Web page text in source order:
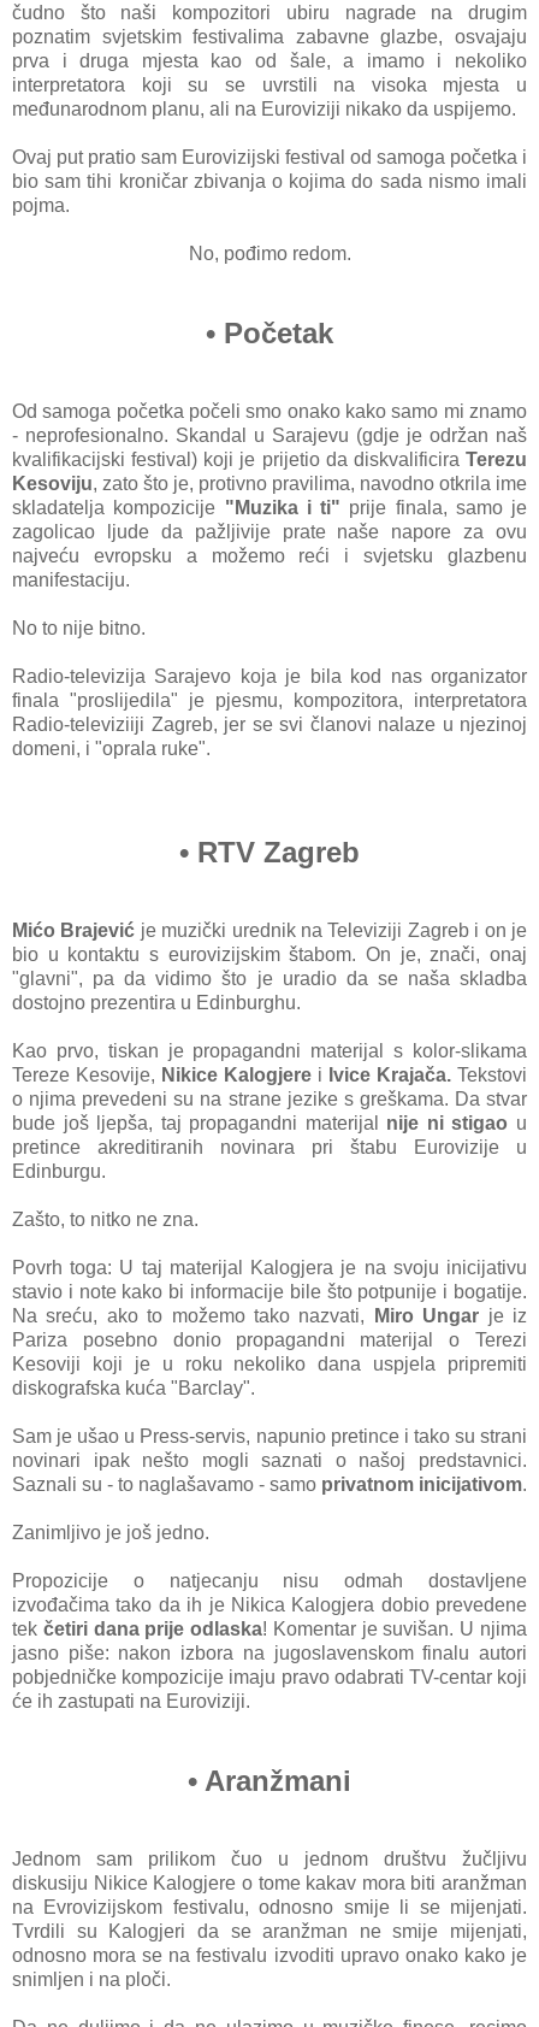
čudno što naši kompozitori ubiru nagrade na drugim
poznatim svjetskim festivalima zabavne glazbe, osvajaju
prva i druga mjesta kao od šale, a imamo i nekoliko
interpretatora koji su se uvrstili na visoka mjesta u
međunarodnom planu, ali na Euroviziji nikako da uspijemo.
Ovaj put pratio sam Eurovizijski festival od samoga početka i
bio sam tihi kroničar zbivanja o kojima do sada nismo imali
pojma.
No, pođimo redom.
• Početak
Od samoga početka počeli smo onako kako samo mi znamo
- neprofesionalno. Skandal u Sarajevu (gdje je održan naš
kvalifikacijski festival) koji je prijetio da diskvalificira Terezu
Kesoviju, zato što je, protivno pravilima, navodno otkrila ime
skladatelja kompozicije "Muzika i ti" prije finala, samo je
zagolicao ljude da pažljivije prate naše napore za ovu
najveću evropsku a možemo reći i svjetsku glazbenu
manifestaciju.
No to nije bitno.
Radio-televizija Sarajevo koja je bila kod nas organizator
finala "proslijedila" je pjesmu, kompozitora, interpretatora
Radio-televiziiji Zagreb, jer se svi članovi nalaze u njezinoj
domeni, i "oprala ruke".
• RTV Zagreb
Mićo Brajević je muzički urednik na Televiziji Zagreb i on je
bio u kontaktu s eurovizijskim štabom. On je, znači, onaj
"glavni", pa da vidimo što je uradio da se naša skladba
dostojno prezentira u Edinburghu.
Kao prvo, tiskan je propagandni materijal s kolor-slikama
Tereze Kesovije, Nikice Kalogjere i Ivice Krajača. Tekstovi
o njima prevedeni su na strane jezike s greškama. Da stvar
bude još ljepša, taj propagandni materijal nije ni stigao u
pretince akreditiranih novinara pri štabu Eurovizije u
Edinburgu.
Zašto, to nitko ne zna.
Povrh toga: U taj materijal Kalogjera je na svoju inicijativu
stavio i note kako bi informacije bile što potpunije i bogatije.
Na sreću, ako to možemo tako nazvati,
Miro Ungar je iz
Pariza posebno donio propagandni materijal o Terezi
Kesoviji koji je u roku nekoliko dana uspjela pripremiti
diskografska kuća "Barclay".
Sam je ušao u Press-servis, napunio pretince i tako su strani
novinari ipak nešto mogli saznati o našoj predstavnici.
Saznali su - to naglašavamo - samo privatnom inicijativom.
Zanimljivo je još jedno.
Propozicije o natjecanju nisu odmah dostavljene
izvođačima tako da ih je Nikica Kalogjera dobio prevedene
tek četiri dana prije odlaska! Komentar je suvišan. U njima
jasno piše: nakon izbora na jugoslavenskom finalu autori
pobjedničke kompozicije imaju pravo odabrati TV-centar koji
će ih zastupati na Euroviziji.
• Aranžmani
Jednom sam prilikom čuo u jednom društvu žučljivu
diskusiju Nikice Kalogjere o tome kakav mora biti aranžman
na Evrovizijskom festivalu, odnosno smije li se mijenjati.
Tvrdili su Kalogjeri da se aranžman ne smije mijenjati,
odnosno mora se na festivalu izvoditi upravo onako kako je
snimljen i na ploči.